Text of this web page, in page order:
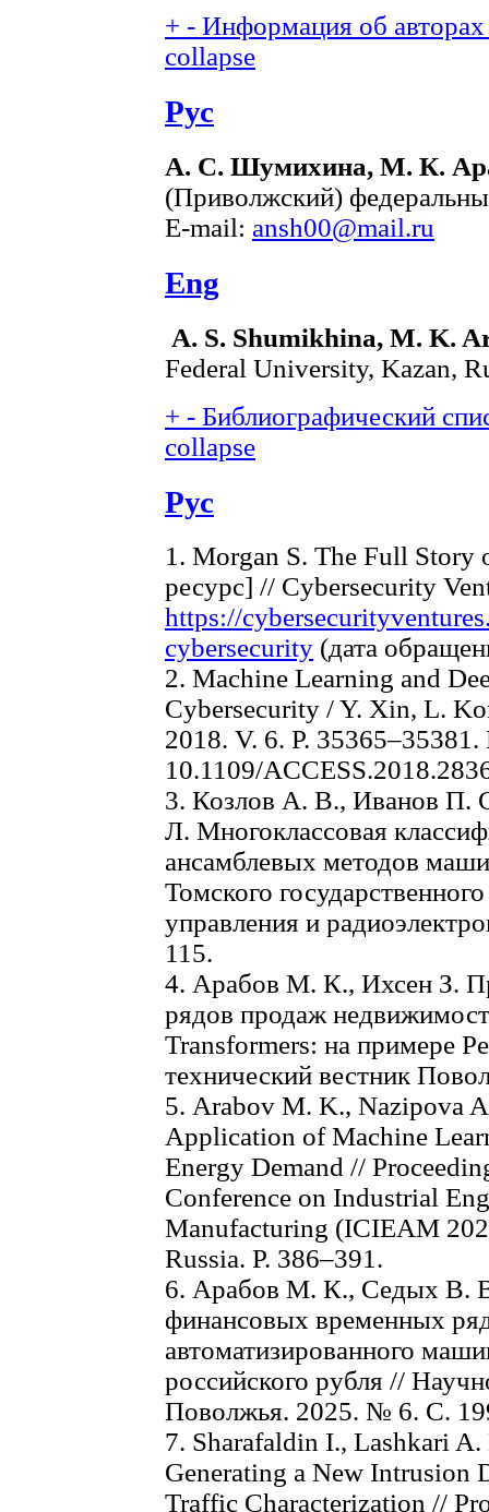
+ - Информация об
collapse
Рус
А. С. Шумихина, М. К.
(Приволжский)
E-mail: ansh00@mail.ru
Eng
A. S. Shumikhina, M. K.
Federal University, Kazan,
+ - Библиографический
collapse
Рус
1. Morgan S. The Full
ресурс] // Cybersecurity
https://
cybersecurity (дата
2. Machine Learning and
Cybersecurity / Y. Xin, L.
2018. V. 6. P.
10.1109/
3. Козлов А. В., Иванов П.
Л. Многоклассовая
ансамблевых методов
Томского
управления и
115.
4. Арабов М. К., Ихсен З.
рядов продаж
Transformers: на примере
технический вестник
5. Arabov M. K., Nazipova
Application of Machine
Energy Demand //
Conference on Industrial
Manufacturing (ICIEAM
Russia. P. 386–391.
6. Арабов М. К., Седых В.
финансовых временных
автоматизированного
российского рубля //
Поволжья. 2025. № 6. С.
7. Sharafaldin I., Lashkari
Generating a New Intrusion
Traffic Characterization //